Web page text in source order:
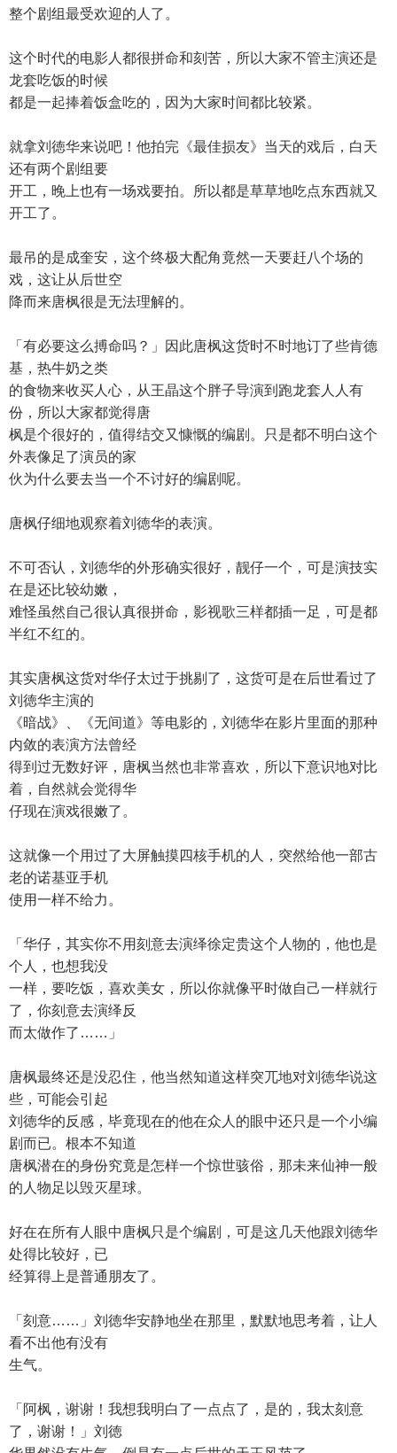
整个剧组最受欢迎的人了。
这个时代的电影人都很拼命和刻苦，所以大家不管主演还是
龙套吃饭的时候
都是一起捧着饭盒吃的，因为大家时间都比较紧。
就拿刘徳华来说吧！他拍完《最佳损友》当天的戏后，白天
还有两个剧组要
开工，晚上也有一场戏要拍。所以都是草草地吃点东西就又
开工了。
最吊的是成奎安，这个终极大配角竟然一天要赶八个场的
戏，这让从后世空
降而来唐枫很是无法理解的。
「有必要这么搏命吗？」因此唐枫这货时不时地订了些肯德
基，热牛奶之类
的食物来收买人心，从王晶这个胖子导演到跑龙套人人有
份，所以大家都觉得唐
枫是个很好的，值得结交又慷慨的编剧。只是都不明白这个
外表像足了演员的家
伙为什么要去当一个不讨好的编剧呢。
唐枫仔细地观察着刘徳华的表演。
不可否认，刘徳华的外形确实很好，靓仔一个，可是演技实
在是还比较幼嫩，
难怪虽然自己很认真很拼命，影视歌三样都插一足，可是都
半红不红的。
其实唐枫这货对华仔太过于挑剔了，这货可是在后世看过了
刘徳华主演的
《暗战》、《无间道》等电影的，刘徳华在影片里面的那种
内敛的表演方法曾经
得到过无数好评，唐枫当然也非常喜欢，所以下意识地对比
着，自然就会觉得华
仔现在演戏很嫩了。
这就像一个用过了大屏触摸四核手机的人，突然给他一部古
老的诺基亚手机
使用一样不给力。
「华仔，其实你不用刻意去演绎徐定贵这个人物的，他也是
个人，也想我没
一样，要吃饭，喜欢美女，所以你就像平时做自己一样就行
了，你刻意去演绎反
而太做作了……」
唐枫最终还是没忍住，他当然知道这样突兀地对刘徳华说这
些，可能会引起
刘徳华的反感，毕竟现在的他在众人的眼中还只是一个小编
剧而已。根本不知道
唐枫潜在的身份究竟是怎样一个惊世骇俗，那未来仙神一般
的人物足以毁灭星球。
好在在所有人眼中唐枫只是个编剧，可是这几天他跟刘徳华
处得比较好，已
经算得上是普通朋友了。
「刻意……」刘徳华安静地坐在那里，默默地思考着，让人
看不出他有没有
生气。
「阿枫，谢谢！我想我明白了一点点了，是的，我太刻意
了，谢谢！」刘徳